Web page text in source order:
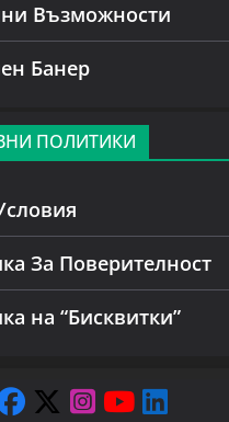
Възможности
Банер
ПОЛИТИКИ
За Поверителност
на “Бисквитки”